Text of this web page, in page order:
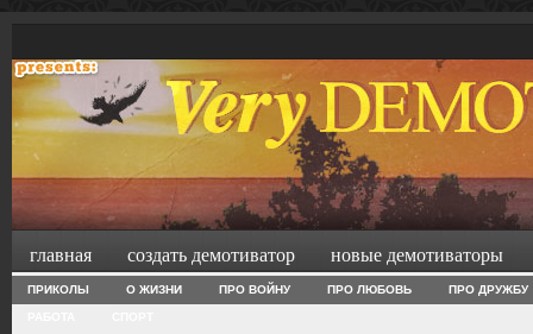
главная создать демотиватор новые демотиваторы
ПРИКОЛЫ О ЖИЗНИ ПРО ВОЙНУ ПРО ЛЮБОВЬ ПРО ДРУЖБУ